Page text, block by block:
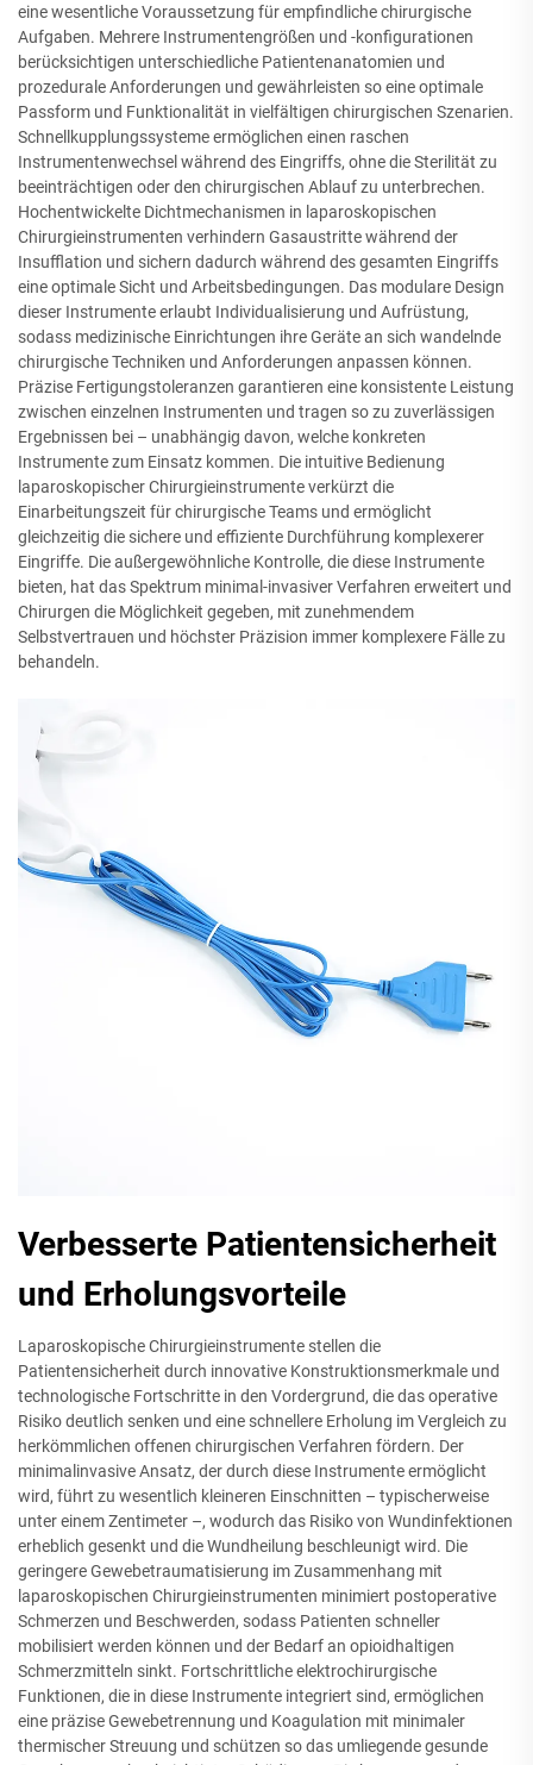
eine wesentliche Voraussetzung für empfindliche chirurgische
Aufgaben. Mehrere Instrumentengrößen und -konfigurationen
berücksichtigen unterschiedliche Patientenanatomien und
prozedurale Anforderungen und gewährleisten so eine optimale
Passform und Funktionalität in vielfältigen chirurgischen Szenarien.
Schnellkupplungssysteme ermöglichen einen raschen
Instrumentenwechsel während des Eingriffs, ohne die Sterilität zu
beeinträchtigen oder den chirurgischen Ablauf zu unterbrechen.
Hochentwickelte Dichtmechanismen in laparoskopischen
Chirurgieinstrumenten verhindern Gasaustritte während der
Insufflation und sichern dadurch während des gesamten Eingriffs
eine optimale Sicht und Arbeitsbedingungen. Das modulare Design
dieser Instrumente erlaubt Individualisierung und Aufrüstung,
sodass medizinische Einrichtungen ihre Geräte an sich wandelnde
chirurgische Techniken und Anforderungen anpassen können.
Präzise Fertigungstoleranzen garantieren eine konsistente Leistung
zwischen einzelnen Instrumenten und tragen so zu zuverlässigen
Ergebnissen bei – unabhängig davon, welche konkreten
Instrumente zum Einsatz kommen. Die intuitive Bedienung
laparoskopischer Chirurgieinstrumente verkürzt die
Einarbeitungszeit für chirurgische Teams und ermöglicht
gleichzeitig die sichere und effiziente Durchführung komplexerer
Eingriffe. Die außergewöhnliche Kontrolle, die diese Instrumente
bieten, hat das Spektrum minimal-invasiver Verfahren erweitert und
Chirurgen die Möglichkeit gegeben, mit zunehmendem
Selbstvertrauen und höchster Präzision immer komplexere Fälle zu
behandeln.
Verbesserte Patientensicherheit
und Erholungsvorteile
Laparoskopische Chirurgieinstrumente stellen die
Patientensicherheit durch innovative Konstruktionsmerkmale und
technologische Fortschritte in den Vordergrund, die das operative
Risiko deutlich senken und eine schnellere Erholung im Vergleich zu
herkömmlichen offenen chirurgischen Verfahren fördern. Der
minimalinvasive Ansatz, der durch diese Instrumente ermöglicht
wird, führt zu wesentlich kleineren Einschnitten – typischerweise
unter einem Zentimeter –, wodurch das Risiko von Wundinfektionen
erheblich gesenkt und die Wundheilung beschleunigt wird. Die
geringere Gewebetraumatisierung im Zusammenhang mit
laparoskopischen Chirurgieinstrumenten minimiert postoperative
Schmerzen und Beschwerden, sodass Patienten schneller
mobilisiert werden können und der Bedarf an opioidhaltigen
Schmerzmitteln sinkt. Fortschrittliche elektrochirurgische
Funktionen, die in diese Instrumente integriert sind, ermöglichen
eine präzise Gewebetrennung und Koagulation mit minimaler
thermischer Streuung und schützen so das umliegende gesunde